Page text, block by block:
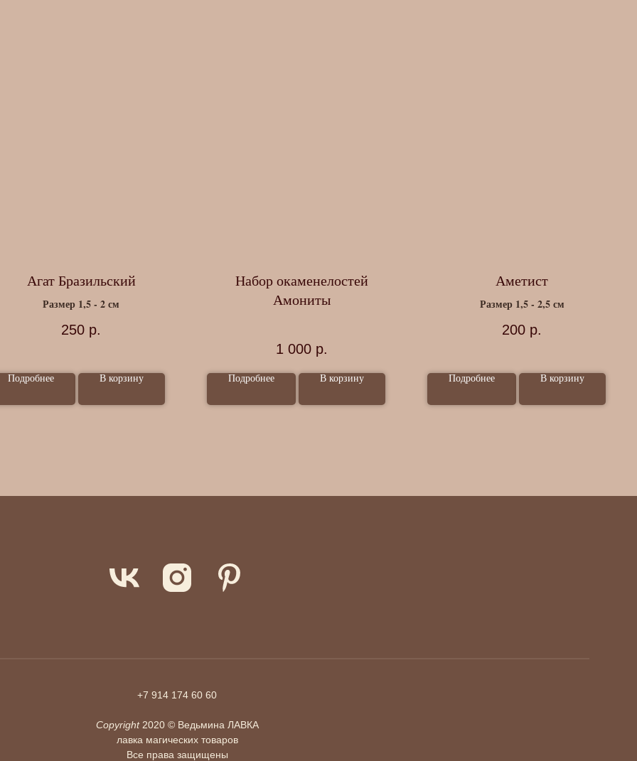
Агат Бразильский
Размер 1,5 - 2 см
250 р.
Подробнее В корзину
Набор окаменелостей
Амониты
1 000 р.
Подробнее В корзину
Аметист
Размер 1,5 - 2,5 см
200 р.
Подробнее В корзину
+7 914 174 60 60
Copyright2020 © Ведьмина ЛАВКА
лавка магических товаров
Все права защищены